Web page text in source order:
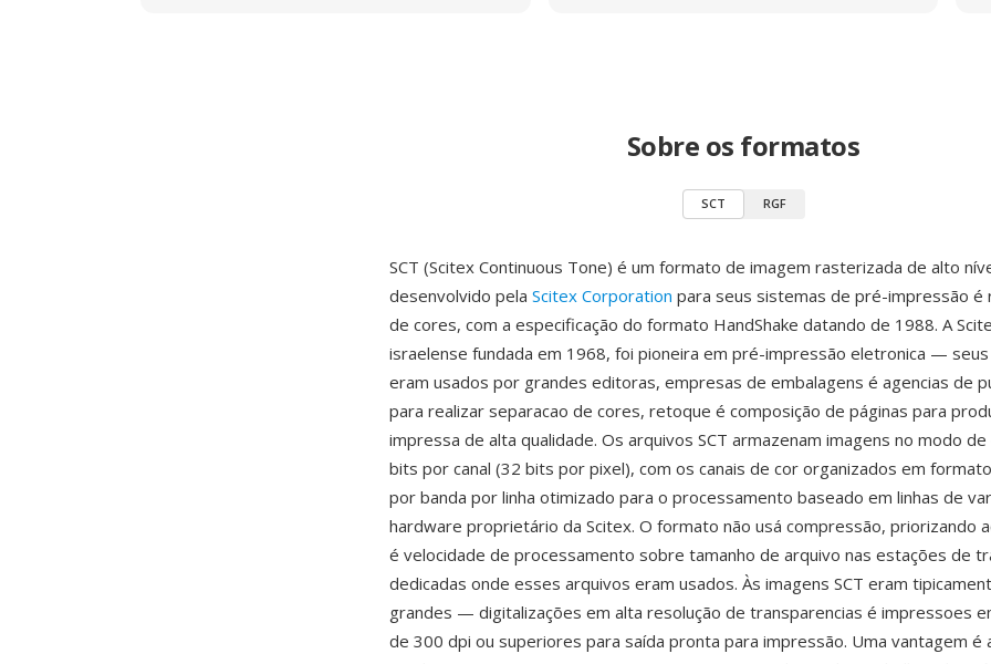
Sobre os formatos
SCT RGF
SCT (Scitex Continuous Tone) é um formato de imagem rasterizada de alto
desenvolvido pela Scitex Corporation para seus sistemas de pré-impressão é
de cores, com a especificação do formato HandShake datando de 1988. A
israelense fundada em 1968, foi pioneira em pré-impressão eletronica —
eram usados por grandes editoras, empresas de embalagens é agencias de
para realizar separacao de cores, retoque é composição de páginas para
impressa de alta qualidade. Os arquivos SCT armazenam imagens no modo de
bits por canal (32 bits por pixel), com os canais de cor organizados em
por banda por linha otimizado para o processamento baseado em linhas de
hardware proprietário da Scitex. O formato não usá compressão, priorizando
é velocidade de processamento sobre tamanho de arquivo nas estações de
dedicadas onde esses arquivos eram usados. Às imagens SCT eram
grandes — digitalizações em alta resolução de transparencias é impressoes
de 300 dpi ou superiores para saída pronta para impressão. Uma vantagem é